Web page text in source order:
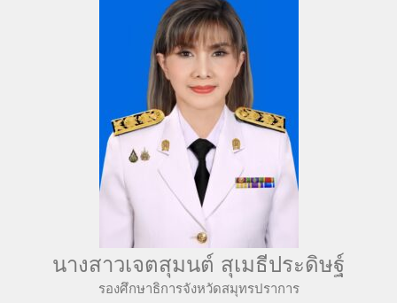
นางสาวเจตสุมนต์ สุเมธีประดิษฐ์
รองศึกษาธิการจังหวัดสมุทรปราการ